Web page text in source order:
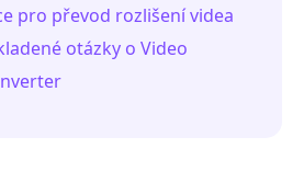
pro převod rozlišení videa
otázky o Video